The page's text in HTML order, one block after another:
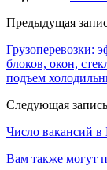
Предыдущая
Грузоперевозки:
блоков, окон,
подъем
Следующая запись
Число вакансий в
Вам также могут